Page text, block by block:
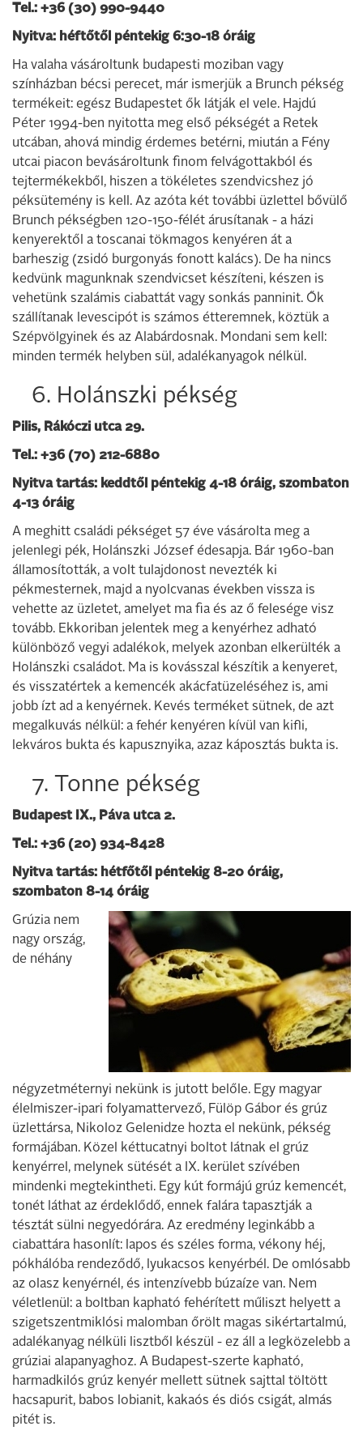
Tel.: +36 (30) 990-9440
Nyitva: héftőtől péntekig 6:30-18 óráig
Ha valaha vásároltunk budapesti moziban vagy
színházban bécsi perecet, már ismerjük a Brunch pékség
termékeit: egész Budapestet ők látják el vele. Hajdú
Péter 1994-ben nyitotta meg első pékségét a Retek
utcában, ahová mindig érdemes betérni, miután a Fény
utcai piacon bevásároltunk finom felvágottakból és
tejtermékekből, hiszen a tökéletes szendvicshez jó
péksütemény is kell. Az azóta két további üzlettel bővülő
Brunch pékségben 120-150-félét árusítanak - a házi
kenyerektől a toscanai tökmagos kenyéren át a
barheszig (zsidó burgonyás fonott kalács). De ha nincs
kedvünk magunknak szendvicset készíteni, készen is
vehetünk szalámis ciabattát vagy sonkás panninit. Ők
szállítanak levescipót is számos étteremnek, köztük a
Szépvölgyinek és az Alabárdosnak. Mondani sem kell:
minden termék helyben sül, adalékanyagok nélkül.
6. Holánszki pékség
Pilis, Rákóczi utca 29.
Tel.: +36 (70) 212-6880
Nyitva tartás: keddtől péntekig 4-18 óráig, szombaton
4-13 óráig
A meghitt családi pékséget 57 éve vásárolta meg a
jelenlegi pék, Holánszki József édesapja. Bár 1960-ban
államosították, a volt tulajdonost nevezték ki
pékmesternek, majd a nyolcvanas években vissza is
vehette az üzletet, amelyet ma fia és az ő felesége visz
tovább. Ekkoriban jelentek meg a kenyérhez adható
különböző vegyi adalékok, melyek azonban elkerülték a
Holánszki családot. Ma is kovásszal készítik a kenyeret,
és visszatértek a kemencék akácfatüzeléséhez is, ami
jobb ízt ad a kenyérnek. Kevés terméket sütnek, de azt
megalkuvás nélkül: a fehér kenyéren kívül van kifli,
lekváros bukta és kapusznyika, azaz káposztás bukta is.
7. Tonne pékség
Budapest IX., Páva utca 2.
Tel.: +36 (20) 934-8428
Nyitva tartás: hétfőtől péntekig 8-20 óráig,
szombaton 8-14 óráig
Grúzia nem
nagy ország,
de néhány
négyzetméternyi nekünk is jutott belőle. Egy magyar
élelmiszer-ipari folyamattervező, Fülöp Gábor és grúz
üzlettársa, Nikoloz Gelenidze hozta el nekünk, pékség
formájában. Közel kéttucatnyi boltot látnak el grúz
kenyérrel, melynek sütését a IX. kerület szívében
mindenki megtekintheti. Egy kút formájú grúz kemencét,
tonét láthat az érdeklődő, ennek falára tapasztják a
tésztát sülni negyedórára. Az eredmény leginkább a
ciabattára hasonlít: lapos és széles forma, vékony héj,
pókhálóba rendeződő, lyukacsos kenyérbél. De omlósabb
az olasz kenyérnél, és intenzívebb búzaíze van. Nem
véletlenül: a boltban kapható fehérített műliszt helyett a
szigetszentmiklósi malomban őrölt magas sikértartalmú,
adalékanyag nélküli lisztből készül - ez áll a legközelebb a
grúziai alapanyaghoz. A Budapest-szerte kapható,
harmadkilós grúz kenyér mellett sütnek sajttal töltött
hacsapurit, babos lobianit, kakaós és diós csigát, almás
pitét is.